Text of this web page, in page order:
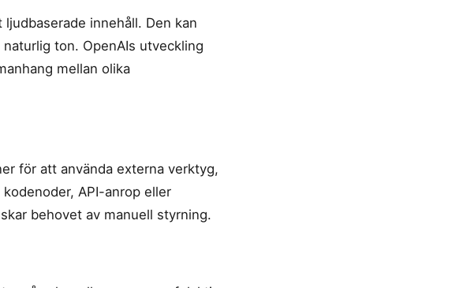
innehåll. Den kan
ton. OpenAIs utveckling
mellan olika
för att använda externa verktyg,
API-anrop eller
behovet av manuell styrning.